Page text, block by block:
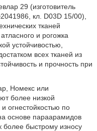
29 (изготовитель
кл. D03D 15/00),
тканей
и рогожка
устойчивостью,
всех тканей из
и прочность при
Номекс или
более низкой
огнестойкостью по
основе параарамидов
быстрому износу